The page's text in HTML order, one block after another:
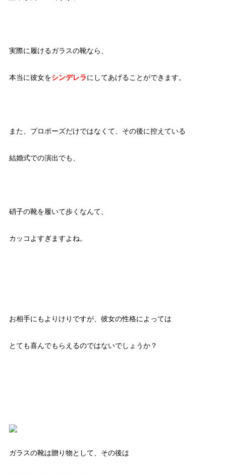
実際に履けるガラスの靴なら、
本当に彼女をシンデレラにしてあげることができます。
また、プロポーズだけではなくて、その後に控えている
結婚式での演出でも、
硝子の靴を履いて歩くなんて、
カッコよすぎますよね。
お相手にもよりけりですが、彼女の性格によっては
とても喜んでもらえるのではないでしょうか？
ガラスの靴は贈り物として、その後は